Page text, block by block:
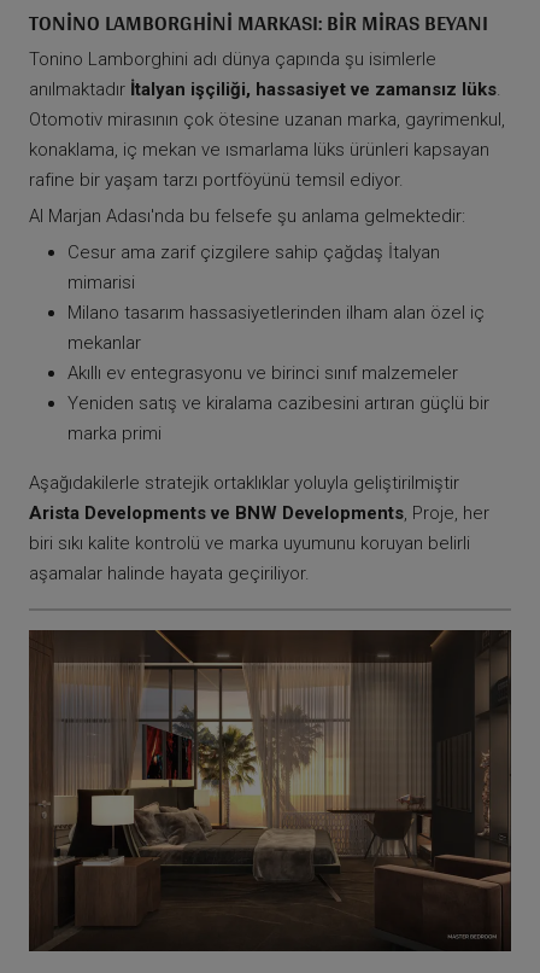
TONINO LAMBORGHINI MARKASI: BIR MIRAS BEYANI
Tonino Lamborghini adı dünya çapında şu isimlerle
anılmaktadır İtalyan işçiliği, hassasiyet ve zamansız lüks.
Otomotiv mirasının çok ötesine uzanan marka, gayrimenkul,
konaklama, iç mekan ve ısmarlama lüks ürünleri kapsayan
rafine bir yaşam tarzı portföyünü temsil ediyor.
Al Marjan Adası'nda bu felsefe şu anlama gelmektedir:
Cesur ama zarif çizgilere sahip çağdaş İtalyan
mimarisi
Milano tasarım hassasiyetlerinden ilham alan özel iç
mekanlar
Akıllı ev entegrasyonu ve birinci sınıf malzemeler
Yeniden satış ve kiralama cazibesini artıran güçlü bir
marka primi
Aşağıdakilerle stratejik ortaklıklar yoluyla geliştirilmiştir
Arista Developments ve BNW Developments, Proje, her
biri sıkı kalite kontrolü ve marka uyumunu koruyan belirli
aşamalar halinde hayata geçiriliyor.